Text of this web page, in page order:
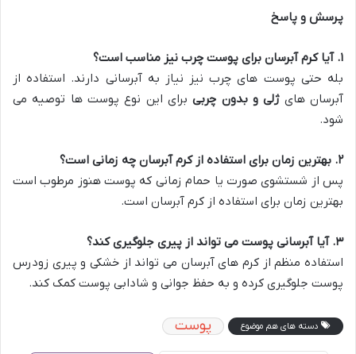
پرسش و پاسخ
۱.آیا کرم آبرسان برای پوست چرب نیز مناسب است؟
بله حتی پوست های چرب نیز نیاز به آبرسانی دارند. استفاده از
آبرسان هایژلی و بدون چربیبرای این نوع پوست ها توصیه می
شود.
۲. بهترین زمان برای استفاده از کرم آبرسان چه زمانی است؟
پس از شستشوی صورت یا حمام زمانی که پوست هنوز مرطوب است
بهترین زمان برای استفاده از کرم آبرسان است.
۳.آیا آبرسانی پوست می تواند از پیری جلوگیری کند؟
استفاده منظم از کرم های آبرسان می تواند از خشکی و پیری زودرس
پوست جلوگیری کرده و به حفظ جوانی و شادابی پوست کمک کند.
دسته های هم موضوع پوست